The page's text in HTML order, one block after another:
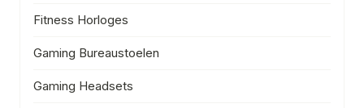
Fitness Horloges
Gaming Bureaustoelen
Gaming Headsets